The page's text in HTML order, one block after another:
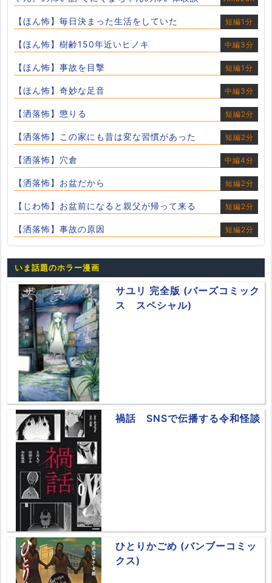
【ほん怖】毎日決まった生活をしていた 短編1分
【ほん怖】樹齢150年近いヒノキ 中編3分
【ほん怖】事故を目撃 短編1分
【ほん怖】奇妙な足音 中編3分
【洒落怖】懲りる 短編2分
【洒落怖】この家にも昔は変な習慣があった 短編2分
【洒落怖】穴倉 中編4分
【洒落怖】お盆だから 短編2分
【じわ怖】お盆前になると親父が帰って来る 短編2分
【洒落怖】事故の原因 短編2分
いま話題のホラー漫画
サユリ 完全版 (バーズコミック
ス スペシャル)
禍話 SNSで伝播する令和怪談
ひとりかごめ (バンブーコミッ
クス)